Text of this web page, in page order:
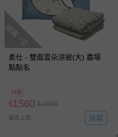
搶購一空
柔仕 - 雙面雲朵涼被(大) 農場
點點名
79折
$1560 $1980
最新上架 追蹤